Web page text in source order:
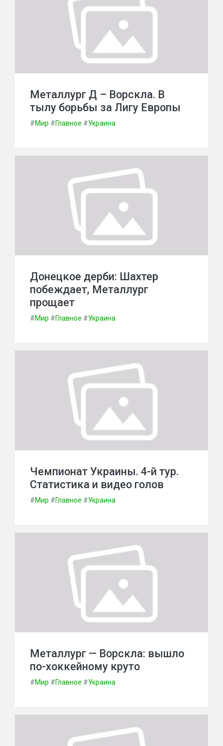
Металлург Д – Ворскла. В
тылу борьбы за Лигу Европы
#Мир #Главное #Украина
Донецкое дерби: Шахтер
побеждает, Металлург
прощает
#Мир #Главное #Украина
Чемпионат Украины. 4-й тур.
Статистика и видео голов
#Мир #Главное #Украина
Металлург — Ворскла: вышло
по-хоккейному круто
#Мир #Главное #Украина